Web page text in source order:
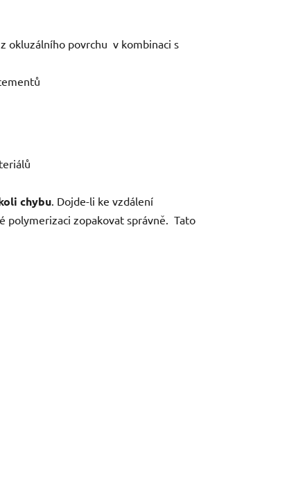
okluzálního povrchu v kombinaci s
chybu . Dojde-li ke vzdálení
polymerizaci zopakovat správně. Tato